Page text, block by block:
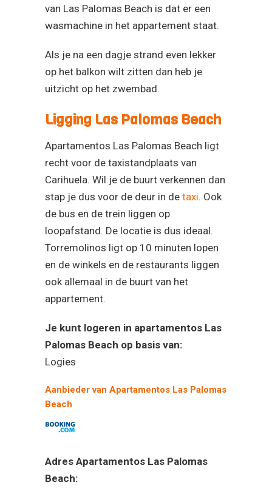
van Las Palomas Beach is dat er een
wasmachine in het appartement staat.
Als je na een dagje strand even lekker
op het balkon wilt zitten dan heb je
uitzicht op het zwembad.
Ligging Las Palomas Beach
Apartamentos Las Palomas Beach ligt
recht voor de taxistandplaats van
Carihuela. Wil je de buurt verkennen dan
stap je dus voor de deur in de taxi. Ook
de bus en de trein liggen op
loopafstand. De locatie is dus ideaal.
Torremolinos ligt op 10 minuten lopen
en de winkels en de restaurants liggen
ook allemaal in de buurt van het
appartement.
Je kunt logeren in apartamentos Las
Palomas Beach op basis van:
Logies
Aanbieder van Apartamentos Las Palomas
Beach
Adres Apartamentos Las Palomas
Beach: